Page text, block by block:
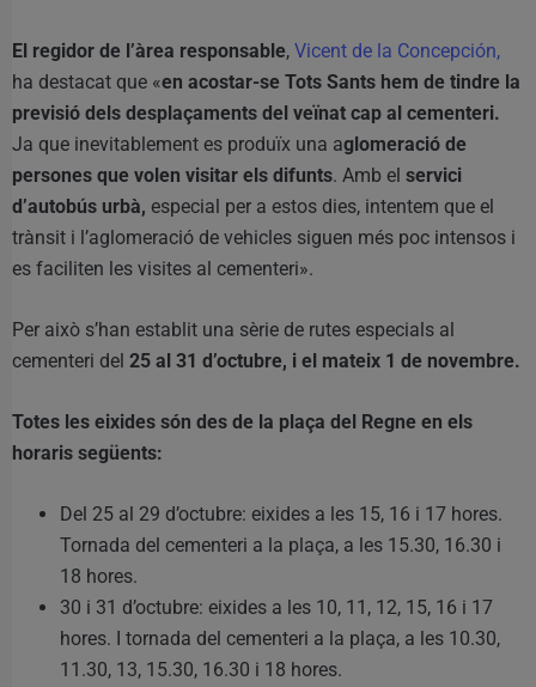
El regidor de l’àrea responsable, Vicent de la Concepción,
ha destacat que «en acostar-se Tots Sants hem de tindre la
previsió dels desplaçaments del veïnat cap al cementeri.
Ja que inevitablement es produïx una aglomeració de
persones que volen visitar els difunts. Amb el servici
d’autobús urbà, especial per a estos dies, intentem que el
trànsit i l’aglomeració de vehicles siguen més poc intensos i
es faciliten les visites al cementeri».
Per això s’han establit una sèrie de rutes especials al
cementeri del 25 al 31 d’octubre, i el mateix 1 de novembre.
Totes les eixides són des de la plaça del Regne en els
horaris següents:
Del 25 al 29 d’octubre: eixides a les 15, 16 i 17 hores.
Tornada del cementeri a la plaça, a les 15.30, 16.30 i
18 hores.
30 i 31 d’octubre: eixides a les 10, 11, 12, 15, 16 i 17
hores. I tornada del cementeri a la plaça, a les 10.30,
11.30, 13, 15.30, 16.30 i 18 hores.